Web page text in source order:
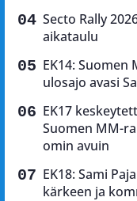
Secto Rally
aikataulu
EK14: Suomen
ulosajo avasi
EK17
Suomen MM-
omin avuin
EK18: Sami
kärkeen ja